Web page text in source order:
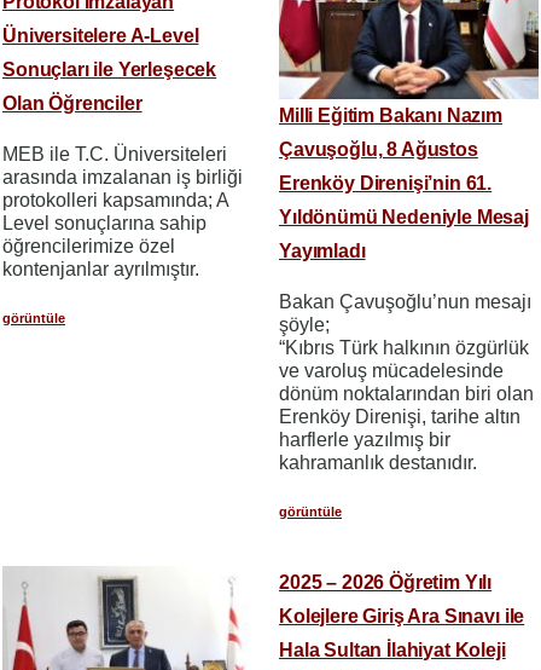
Üniversitelere A-Level
Sonuçları ile Yerleşecek
Olan Öğrenciler
MEB ile T.C. Üniversiteleri
arasında imzalanan iş birliği
protokolleri kapsamında; A
Level sonuçlarına sahip
öğrencilerimize özel
kontenjanlar ayrılmıştır.
görüntüle
Milli Eğitim Bakanı Nazım
Çavuşoğlu, 8 Ağustos
Erenköy Direnişi’nin 61.
Yıldönümü Nedeniyle Mesaj
Yayımladı
Bakan Çavuşoğlu’nun mesajı
şöyle;
“Kıbrıs Türk halkının özgürlük
ve varoluş mücadelesinde
dönüm noktalarından biri olan
Erenköy Direnişi, tarihe altın
harflerle yazılmış bir
kahramanlık destanıdır.
görüntüle
2025 – 2026 Öğretim Yılı
Kolejlere Giriş Ara Sınavı ile
Hala Sultan İlahiyat Koleji